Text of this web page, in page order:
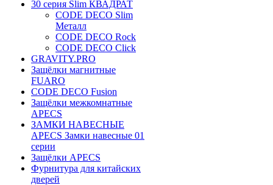
30 серия Slim КВАДРАТ
CODE DECO Slim
Металл
CODE DECO Rock
CODE DECO Click
GRAVITY.PRO
Защёлки магнитные
FUARO
CODE DECO Fusion
Защёлки межкомнатные
APECS
ЗАМКИ НАВЕСНЫЕ
APECS Замки навесные 01
серии
Защёлки APECS
Фурнитура для китайских
дверей